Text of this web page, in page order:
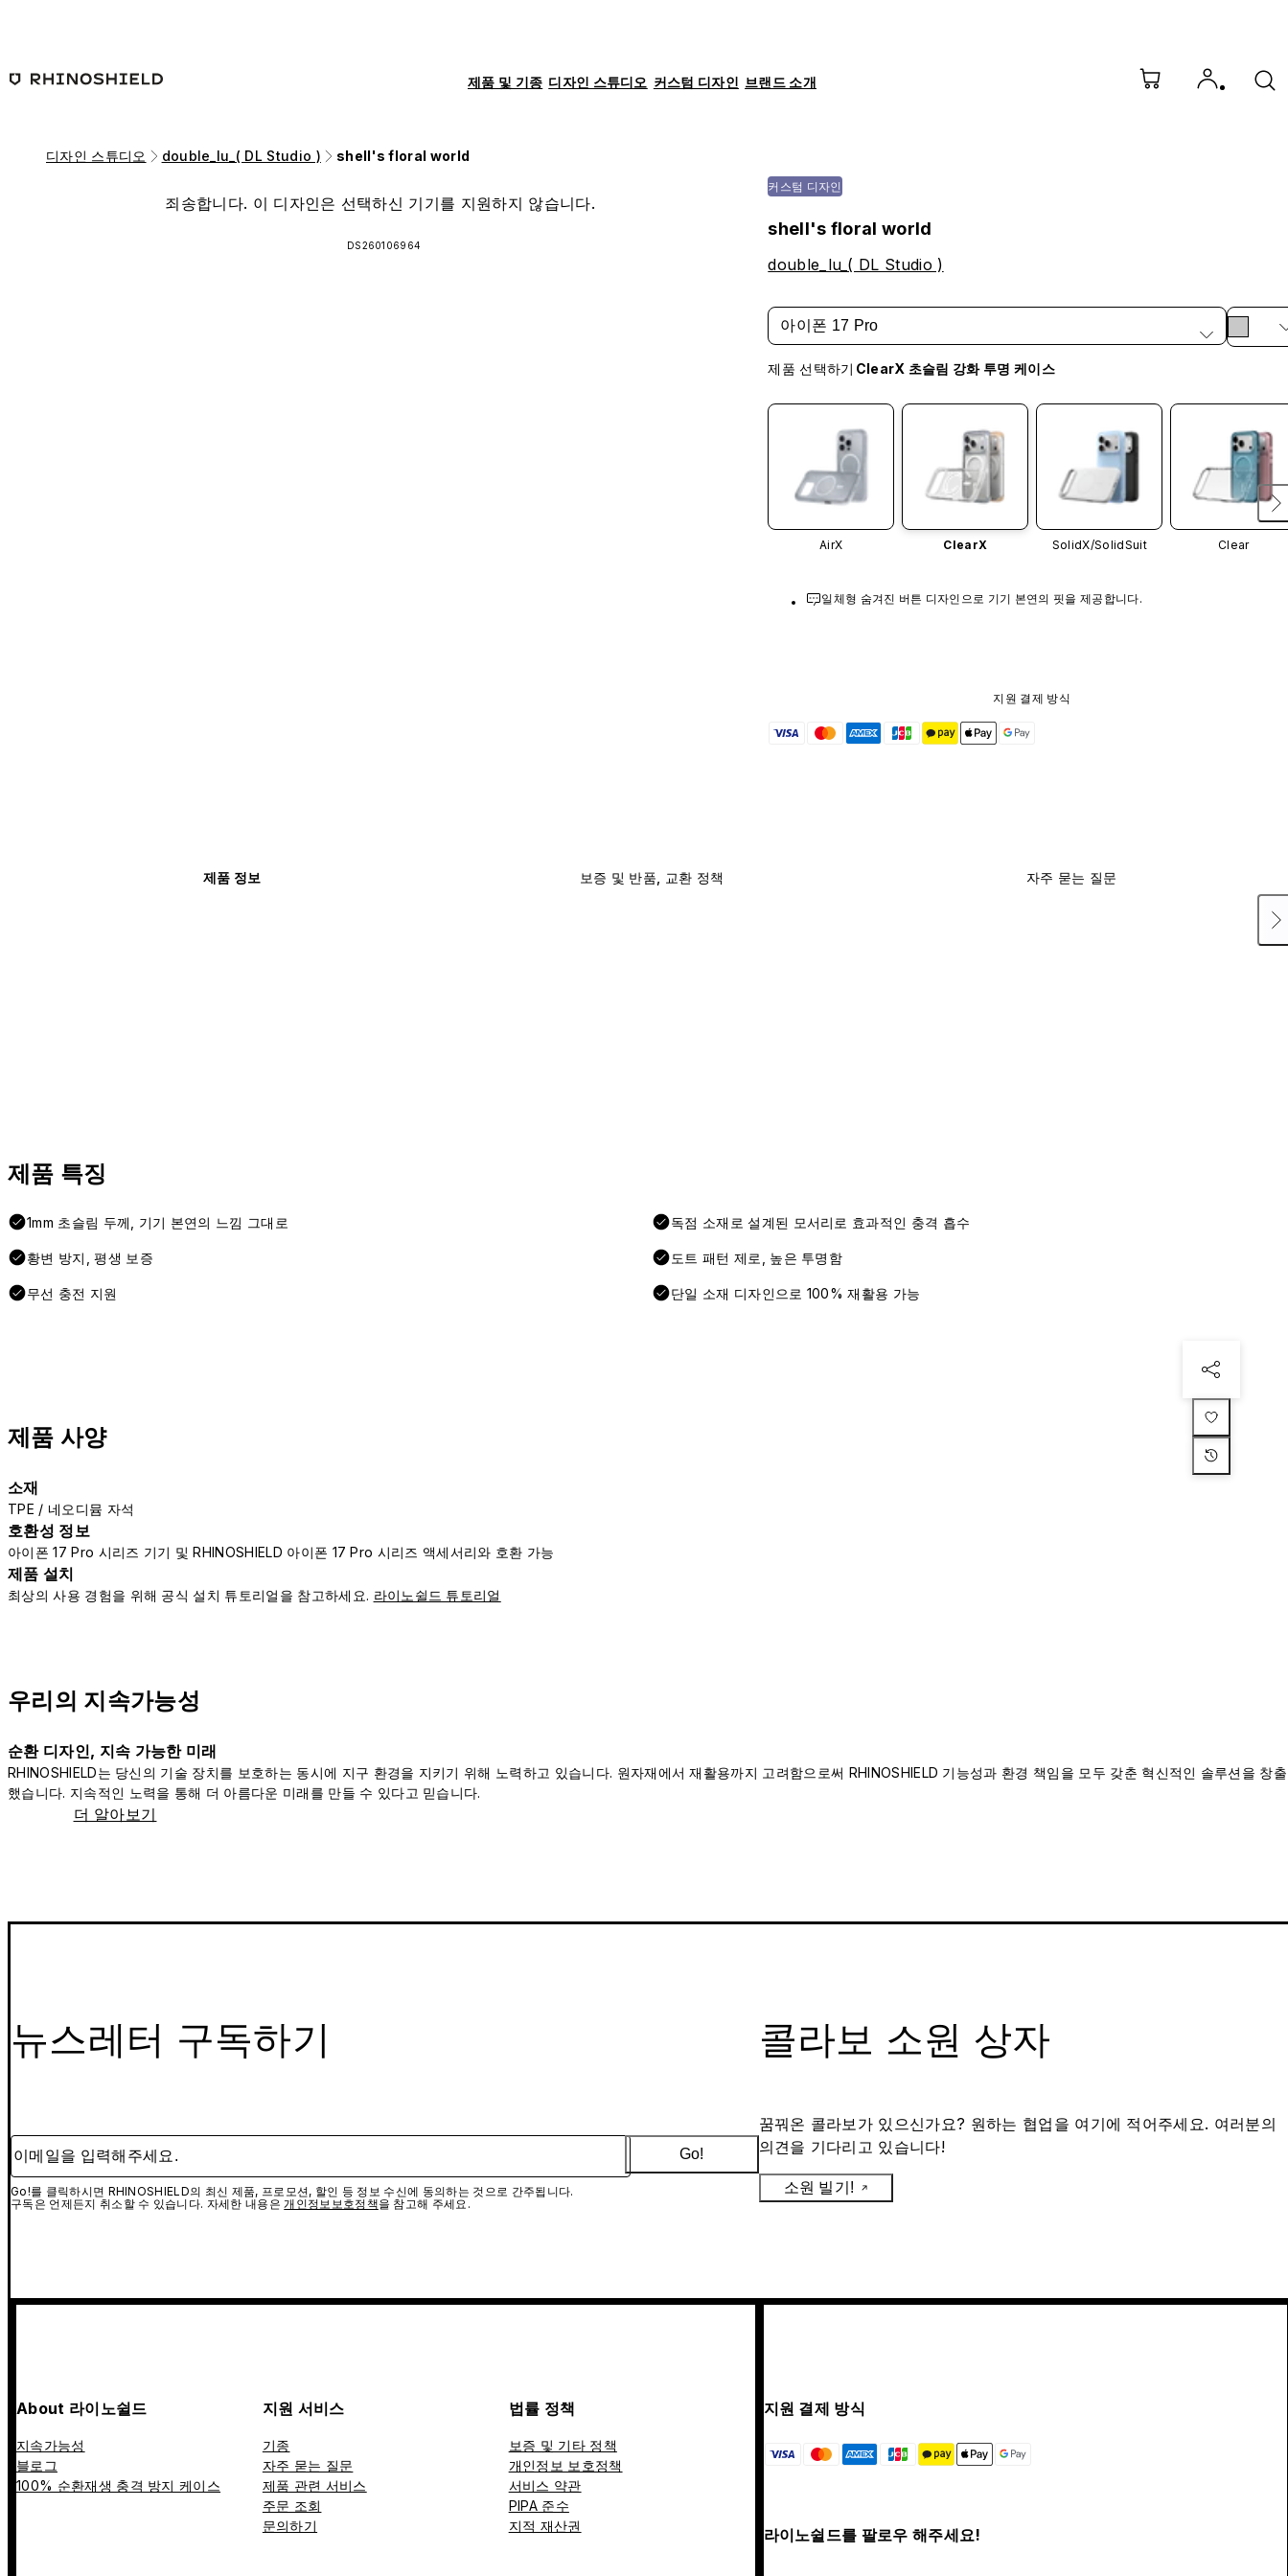
제품 및 기종 디자인 스튜디오 커스텀 디자인 브랜드 소개
디자인 스튜디오 double_lu_( DL Studio ) shell's floral world
죄송합니다. 이 디자인은 선택하신 기기를 지원하지 않습니다.
DS260106964
커스텀 디자인
shell's floral world
double_lu_( DL Studio )
아이폰 17 Pro
제품 선택하기 ClearX 초슬림 강화 투명 케이스
AirX ClearX SolidX/SolidSuit Clear
일체형 숨겨진 버튼 디자인으로 기기 본연의 핏을 제공합니다.
지원 결제 방식
제품 정보 보증 및 반품, 교환 정책 자주 묻는 질문
제품 특징
1mm 초슬림 두께, 기기 본연의 느낌 그대로 독점 소재로 설계된 모서리로 효과적인 충격 흡수
황변 방지, 평생 보증 도트 패턴 제로, 높은 투명함
무선 충전 지원 단일 소재 디자인으로 100% 재활용 가능
제품 사양
소재
TPE / 네오디뮴 자석
호환성 정보
아이폰 17 Pro 시리즈 기기 및 RHINOSHIELD 아이폰 17 Pro 시리즈 액세서리와 호환 가능
제품 설치
최상의 사용 경험을 위해 공식 설치 튜토리얼을 참고하세요. 라이노쉴드 튜토리얼
우리의 지속가능성
순환 디자인, 지속 가능한 미래
RHINOSHIELD는 당신의 기술 장치를 보호하는 동시에 지구 환경을 지키기 위해 노력하고 있습니다. 원자재에서 재활용까지 고려함으로써 RHINOSHIELD 기능성과 환경 책임을 모두 갖춘 혁신적인 솔루션을 창출
했습니다. 지속적인 노력을 통해 더 아름다운 미래를 만들 수 있다고 믿습니다.
더 알아보기
뉴스레터 구독하기
이메일을 입력해주세요.
Go!를 클릭하시면 RHINOSHIELD의 최신 제품, 프로모션, 할인 등 정보 수신에 동의하는 것으로 간주됩니다.
구독은 언제든지 취소할 수 있습니다. 자세한 내용은개인정보보호정책을 참고해 주세요.
Go!
콜라보 소원 상자
꿈꿔온 콜라보가 있으신가요? 원하는 협업을 여기에 적어주세요. 여러분의
의견을 기다리고 있습니다!
소원 빌기!
About 라이노쉴드
지속가능성
블로그
100% 순환재생 충격 방지 케이스
지원 서비스
기종
자주 묻는 질문
제품 관련 서비스
주문 조회
문의하기
법률 정책
보증 및 기타 정책
개인정보 보호정책
서비스 약관
PIPA 준수
지적 재산권
지원 결제 방식
라이노쉴드를 팔로우 해주세요!